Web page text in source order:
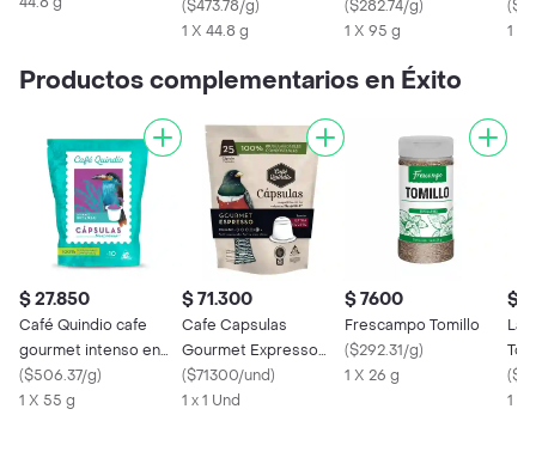
Cafeteras
($473.78/g)
1 X 44.8 g
Clásico
($282.74/g)
1 X 95 g
(
1 X
Productos complementarios en Éxito
$ 27.850
Café Quindio cafe
gourmet intenso en
capsulas
($506.37/g)
1 X 55 g
$ 71.300
Cafe Capsulas
Gourmet Expresso
Café Quindio
($71300/und)
1 x 1 Und
$ 7600
Frescampo Tomillo
($292.31/g)
1 X 26 g
$
La
(
1 x